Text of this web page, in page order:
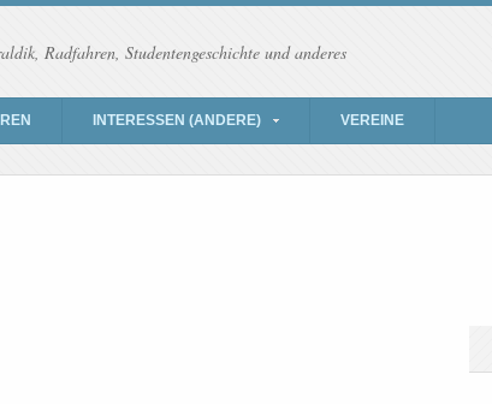
Radfahren, Studentengeschichte und anderes
INTERESSEN (ANDERE) VEREINE